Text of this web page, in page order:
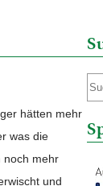
hätten mehr
was die
noch mehr
und